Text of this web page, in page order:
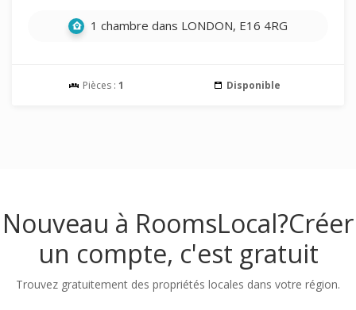
1 chambre dans LONDON, E16 4RG
Pièces : 1 Disponible
Nouveau à RoomsLocal?Créer
un compte, c'est gratuit
Trouvez gratuitement des propriétés locales dans votre région.